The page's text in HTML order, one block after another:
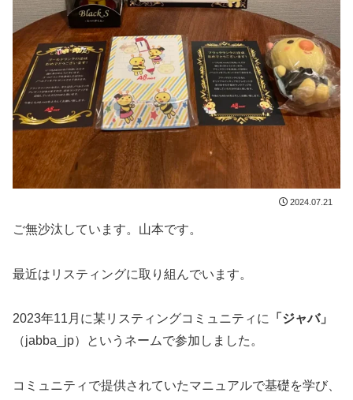
2024.07.21
ご無沙汰しています。山本です。
最近はリスティングに取り組んでいます。
2023年11月に某リスティングコミュニティに
「ジャバ」
（jabba_jp）というネームで参加しました。
コミュニティで提供されていたマニュアルで基礎を学び、